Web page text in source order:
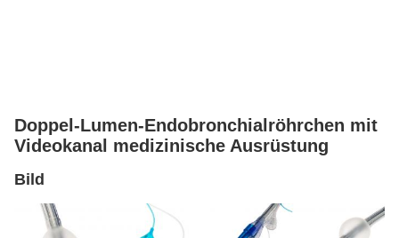
Doppel-Lumen-Endobronchialröhrchen mit
Videokanal medizinische Ausrüstung
Bild